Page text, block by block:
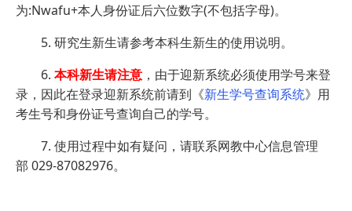
为:Nwafu+本人身份证后六位数字(不包括字母)。
5. 研究生新生请参考本科生新生的使用说明。
6. 本科新生请注意 ，由于迎新系统必须使用学号来登
录，因此在登录迎新系统前请到《新生学号查询系统》用
考生号和身份证号查询自己的学号。
7. 使用过程中如有疑问，请联系网教中心信息管理
部 029-87082976。